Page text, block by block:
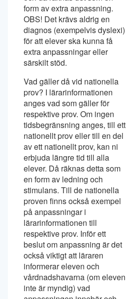
form av extra anpassning.
OBS! Det krävs aldrig en
diagnos (exempelvis dyslexi)
för att elever ska kunna få
extra anpassningar eller
särskilt stöd.
Vad gäller då vid nationella
prov? I lärarinformationen
anges vad som gäller för
respektive prov. Om ingen
tidsbegränsning anges, till ett
nationellt prov eller till en del
av ett nationellt prov, kan ni
erbjuda längre tid till alla
elever. Då räknas detta som
en form av ledning och
stimulans. Till de nationella
proven finns också exempel
på anpassningar i
lärarinformationen till
respektive prov. Inför ett
beslut om anpassning är det
också viktigt att läraren
informerar eleven och
vårdnadshavarna (om eleven
inte är myndig) vad